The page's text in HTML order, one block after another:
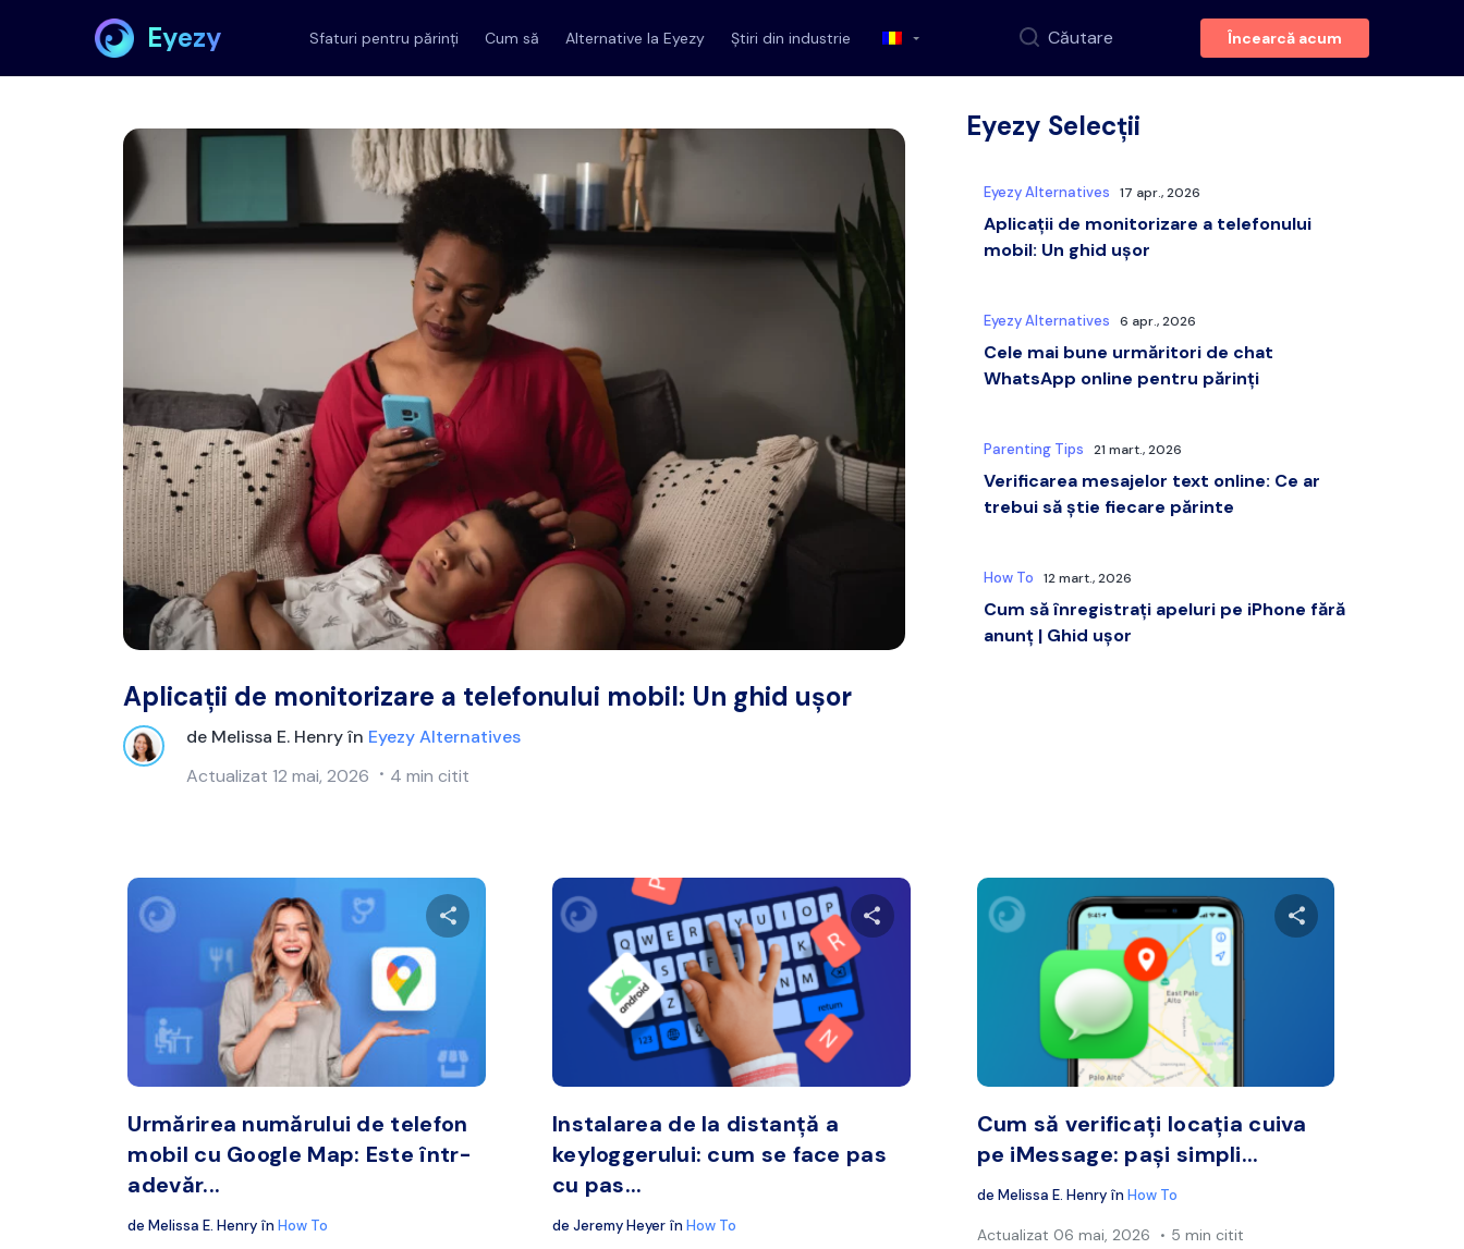
Eyezy Sfaturi pentru părinți Cum să Alternative la Eyezy Știri din industrie Căutare Încearcă acum
Aplicații de monitorizare a telefonului mobil: Un ghid ușor
de Melissa E. Henryîn Eyezy Alternatives
Actualizat 12 mai, 2026 4 min citit
Eyezy Selecții
Eyezy Alternatives 17 apr., 2026
Aplicații de monitorizare a telefonului
mobil: Un ghid ușor
Eyezy Alternatives 6 apr., 2026
Cele mai bune urmăritori de chat
WhatsApp online pentru părinți
Parenting Tips 21 mart., 2026
Verificarea mesajelor text online: Ce ar
trebui să știe fiecare părinte
How To 12 mart., 2026
Cum să înregistrați apeluri pe iPhone fără
anunț | Ghid ușor
Distribuie acest articol
Twitter Copiați linkul
Urmărirea numărului de telefon
mobil cu Google Map: Este într-
adevăr...
deMelissa E. Henry înHow To
Distribuie acest articol
Copiați linkul
Instalarea de la distanță a
keyloggerului: cum se face pas
cu pas...
de Jeremy Heyer în How To
Cum să verificați locația cuiva
pe iMessage: pași simpli...
de Melissa E. Henry în How To
Actualizat 06 mai, 2026 5 min citit